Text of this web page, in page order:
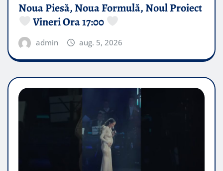
Noua Piesă, Noua Formulă, Noul Proiect
Vineri Ora 17:00
admin aug. 5, 2026